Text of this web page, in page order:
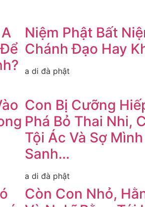
Niệm Phật Bất
Chánh Đạo Hay
a di đà phật
Con Bị Cưỡng
Phá Bỏ Thai Nhi,
Tội Ác Và Sợ
Sanh…
a di đà phật
Còn Con Nhỏ,